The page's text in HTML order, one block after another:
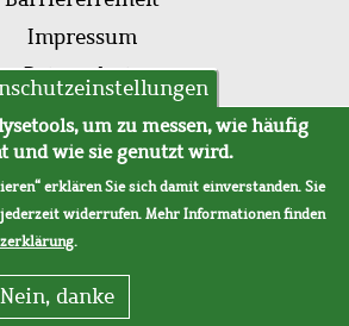
Impressum
Datenschutz
AVBum zu messen, wie häufig
und wie sie genutzt wird.
erklären Sie sich damit einverstanden. Sie
widerrufen. Mehr Informationen finden
.
Nein, danke